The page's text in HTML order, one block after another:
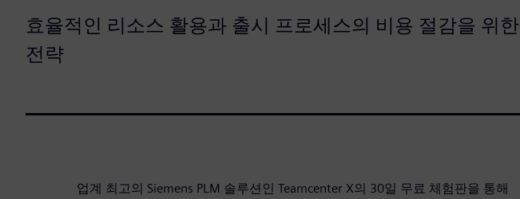
효율적인 리소스 활용과 출시 프로세스의 비용 절감을 위한
전략
업계 최고의 Siemens PLM 솔루션인 Teamcenter X의 30일 무료 체험판을 통해